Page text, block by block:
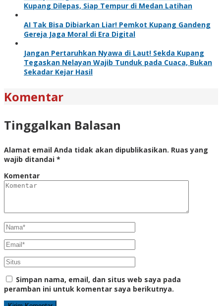
Kupang Dilepas, Siap Tempur di Medan Latihan
AI Tak Bisa Dibiarkan Liar! Pemkot Kupang Gandeng
Gereja Jaga Moral di Era Digital
Jangan Pertaruhkan Nyawa di Laut! Sekda Kupang
Tegaskan Nelayan Wajib Tunduk pada Cuaca, Bukan
Sekadar Kejar Hasil
Komentar
Tinggalkan Balasan
Alamat email Anda tidak akan dipublikasikan. Ruas yang
wajib ditandai *
Komentar
Simpan nama, email, dan situs web saya pada
peramban ini untuk komentar saya berikutnya.